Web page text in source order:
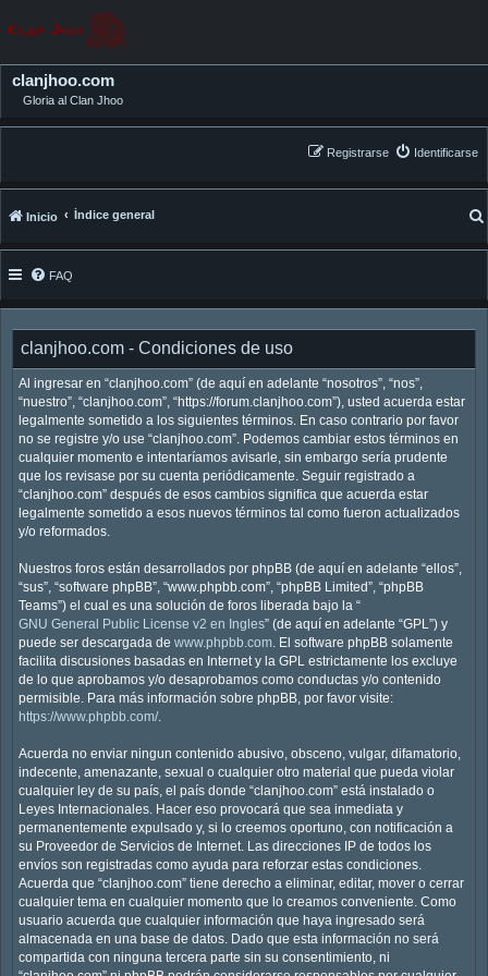
clanjhoo.com
Gloria al Clan Jhoo
Identificarse
Registrarse
Inicio Índice general
FAQ
clanjhoo.com - Condiciones de uso
Al ingresar en “clanjhoo.com” (de aquí en adelante “nosotros”, “nos”,
“nuestro”, “clanjhoo.com”, “https://forum.clanjhoo.com”), usted acuerda estar
legalmente sometido a los siguientes términos. En caso contrario por favor
no se registre y/o use “clanjhoo.com”. Podemos cambiar estos términos en
cualquier momento e intentaríamos avisarle, sin embargo sería prudente
que los revisase por su cuenta periódicamente. Seguir registrado a
“clanjhoo.com” después de esos cambios significa que acuerda estar
legalmente sometido a esos nuevos términos tal como fueron actualizados
y/o reformados.
Nuestros foros están desarrollados por phpBB (de aquí en adelante “ellos”,
“sus”, “software phpBB”, “www.phpbb.com”, “phpBB Limited”, “phpBB
Teams”) el cual es una solución de foros liberada bajo la “
GNU General Public License v2 en Ingles” (de aquí en adelante “GPL”) y
puede ser descargada de www.phpbb.com. El software phpBB solamente
facilita discusiones basadas en Internet y la GPL estrictamente los excluye
de lo que aprobamos y/o desaprobamos como conductas y/o contenido
permisible. Para más información sobre phpBB, por favor visite:
https://www.phpbb.com/.
Acuerda no enviar ningun contenido abusivo, obsceno, vulgar, difamatorio,
indecente, amenazante, sexual o cualquier otro material que pueda violar
cualquier ley de su país, el país donde “clanjhoo.com” está instalado o
Leyes Internacionales. Hacer eso provocará que sea inmediata y
permanentemente expulsado y, si lo creemos oportuno, con notificación a
su Proveedor de Servicios de Internet. Las direcciones IP de todos los
envíos son registradas como ayuda para reforzar estas condiciones.
Acuerda que “clanjhoo.com” tiene derecho a eliminar, editar, mover o cerrar
cualquier tema en cualquier momento que lo creamos conveniente. Como
usuario acuerda que cualquier información que haya ingresado será
almacenada en una base de datos. Dado que esta información no será
compartida con ninguna tercera parte sin su consentimiento, ni